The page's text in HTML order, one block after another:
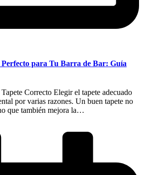
para Tu Barra de Bar: Guía
Correcto Elegir el tapete adecuado
por varias razones. Un buen tapete no
que también mejora la…